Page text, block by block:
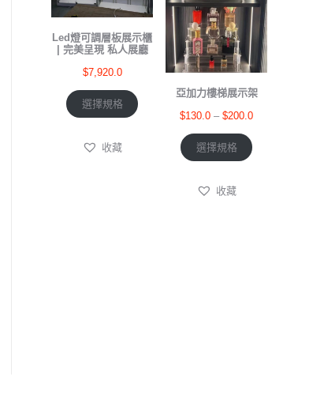
Led燈可調層板展示櫃
| 完美呈現 私人展廳
$7,920.0
選擇規格
收藏
亞加力樓梯展示架
$130.0 – $200.0
選擇規格
收藏